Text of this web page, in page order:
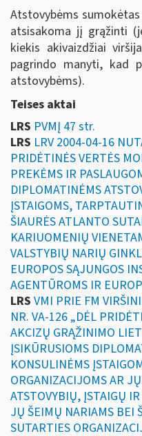
Atstovybėms
atsisakoma jį grąžinti
kiekis akivaizdžiai
pagrindo manyti, kad
atstovybėms).
Teises aktai
LRS PVMĮ 47 str.
LRS LRV 2004-04-16
PRIDĖTINĖS VERTĖS
PREKĖMS IR
DIPLOMATINĖMS
ĮSTAIGOMS,
ŠIAURĖS ATLANTO
KARIUOMENIŲ
VALSTYBIŲ NARIŲ
EUROPOS SĄJUNGOS
AGENTŪROMS IR
LRS VMI PRIE FM
NR. VA-126 „DĖL
AKCIZŲ GRĄŽINIMO
ĮSIKŪRUSIOMS
KONSULINĖMS
ORGANIZACIJOMS AR
ATSTOVYBIŲ, ĮSTAIGŲ
JŲ ŠEIMŲ NARIAMS BEI
SUTARTIES